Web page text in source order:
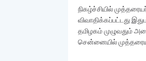
நிகழ்ச்சியில்
விவாதிக்கப்பட்டது
தமிழகம் முழுவதும்
சென்னையில்